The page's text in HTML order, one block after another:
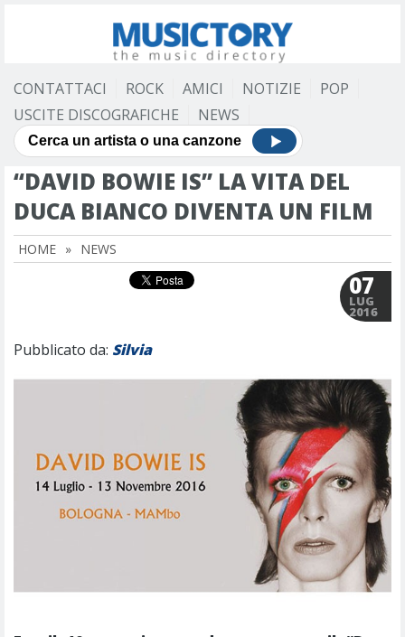
CONTATTACI ROCK AMICI NOTIZIE
POP
USCITE DISCOGRAFICHE
NEWS
“DAVID BOWIE IS” LA VITA DEL
DUCA BIANCO DIVENTA UN FILM
HOME » NEWS
07
LUG
2016
Pubblicato da: Silvia